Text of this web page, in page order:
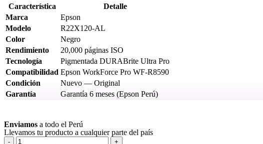
Característica
Detalle
Marca
Epson
Modelo
R22X120-AL
Color
Negro
Rendimiento
20,000 páginas ISO
Tecnología
Pigmentada DURABrite Ultra Pro
Compatibilidad Epson WorkForce Pro WF-R8590
Condición
Nuevo — Original
Garantía
Garantía 6 meses (Epson Perú)
Enviamos a todo el Perú
Llevamos tu producto a cualquier parte del país